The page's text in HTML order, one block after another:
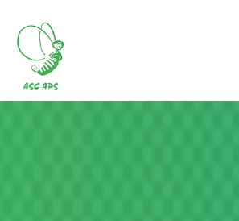
contenuto
principale